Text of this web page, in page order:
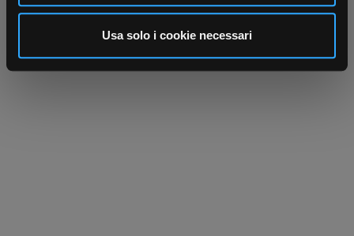
analizzare il nostro traffico. Condividiamo inoltre
informazioni sul modo in cui utilizza il nostro sito con i
nostri partner che si occupano di analisi dei dati web,
pubblicità e social media, i quali potrebbero combinarle
Usa solo i cookie necessari